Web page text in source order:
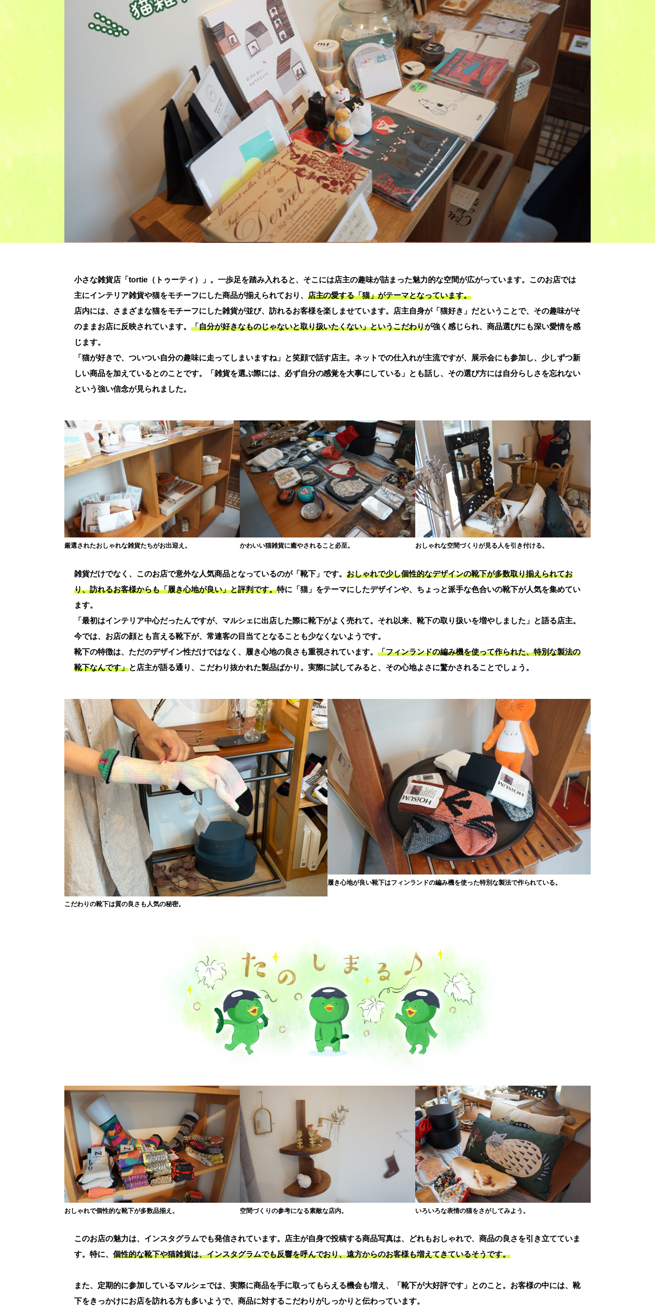
小さな雑貨店「tortie（トゥーティ）」。一歩足を踏み入れると、そこには店主の趣味が詰まった魅力的な空間が広がっています。このお店では
主にインテリア雑貨や猫をモチーフにした商品が揃えられており、 店主の愛する「猫」がテーマとなっています。
店内には、さまざまな猫をモチーフにした雑貨が並び、訪れるお客様を楽しませています。店主自身が「猫好き」だということで、その趣味がそ
のままお店に反映されています。 「自分が好きなものじゃないと取り扱いたくない」というこだわりが強く感じられ、商品選びにも深い愛情を感
じます。
「猫が好きで、ついつい自分の趣味に走ってしまいますね」と笑顔で話す店主。ネットでの仕入れが主流ですが、展示会にも参加し、少しずつ新
しい商品を加えているとのことです。「雑貨を選ぶ際には、必ず自分の感覚を大事にしている」とも話し、その選び方には自分らしさを忘れない
という強い信念が見られました。
厳選されたおしゃれな雑貨たちがお出迎え。 かわいい猫雑貨に癒やされること必至。 おしゃれな空間づくりが見る人を引き付ける。
雑貨だけでなく、このお店で意外な人気商品となっているのが「靴下」です。おしゃれで少し個性的なデザインの靴下が多数取り揃えられてお
り、訪れるお客様からも「履き心地が良い」と評判です。特に「猫」をテーマにしたデザインや、ちょっと派手な色合いの靴下が人気を集めてい
ます。
「最初はインテリア中心だったんですが、マルシェに出店した際に靴下がよく売れて。それ以来、靴下の取り扱いを増やしました」と語る店主。
今では、お店の顔とも言える靴下が、常連客の目当てとなることも少なくないようです。
靴下の特徴は、ただのデザイン性だけではなく、履き心地の良さも重視されています。「フィンランドの編み機を使って作られた、特別な製法の
靴下なんです」と店主が語る通り、こだわり抜かれた製品ばかり。実際に試してみると、その心地よさに驚かされることでしょう。
こだわりの靴下は質の良さも人気の秘密。
履き心地が良い靴下はフィンランドの編み機を使った特別な製法で作られている。
おしゃれで個性的な靴下が多数品揃え。 空間づくりの参考になる素敵な店内。 いろいろな表情の猫をさがしてみよう。
このお店の魅力は、インスタグラムでも発信されています。店主が自身で投稿する商品写真は、どれもおしゃれで、商品の良さを引き立てていま
す。特に、 個性的な靴下や猫雑貨は、インスタグラムでも反響を呼んでおり、遠方からのお客様も増えてきているそうです。
また、定期的に参加しているマルシェでは、実際に商品を手に取ってもらえる機会も増え、「靴下が大好評です」とのこと。お客様の中には、靴
下をきっかけにお店を訪れる方も多いようで、商品に対するこだわりがしっかりと伝わっています。